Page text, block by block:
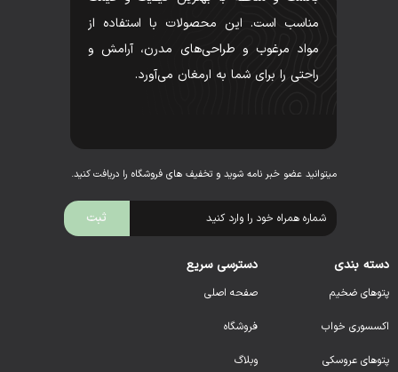
مناسب است. این محصولات با استفاده از
مواد مرغوب و طراحی‌های مدرن، آرامش و
راحتی را برای شما به ارمغان می‌آورد.
میتوانید عضو خبر نامه شوید و تخفیف های فروشگاه را دریافت کنید.
دسته بندی
پتوهای ضخیم
اکسسوری خواب
پتوهای عروسکی
دسترسی سریع
صفحه اصلی
فروشگاه
وبلاگ